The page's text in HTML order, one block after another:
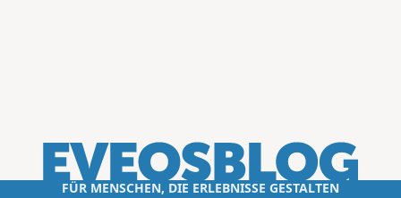
FÜR MENSCHEN, DIE ERLEBNISSE GESTALTEN